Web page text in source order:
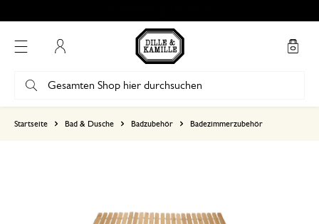
Startseite Bad & Dusche Badzubehör Badezimmerzubehör
1